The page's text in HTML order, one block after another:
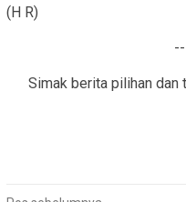
(H R)
Simak berita pilihan dan